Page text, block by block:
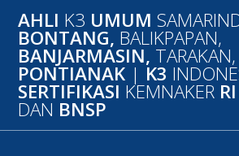
to
content
AHLI K3 UMUM
BONTANG, BALIKPAPAN,
BANJARMASIN, TARAKAN,
PONTIANAK | K3
SERTIFIKASI KEMNAKER RI
DAN BNSP